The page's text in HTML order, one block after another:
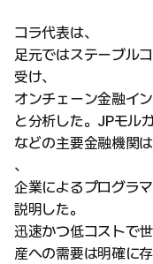
コラ代表は、
足元ではステーブル
受け、
オンチェーン金融イ
と分析した。JPモル
などの主要金融機関
、
企業によるプログラ
説明した。
迅速かつ低コストで
産への需要は明確に